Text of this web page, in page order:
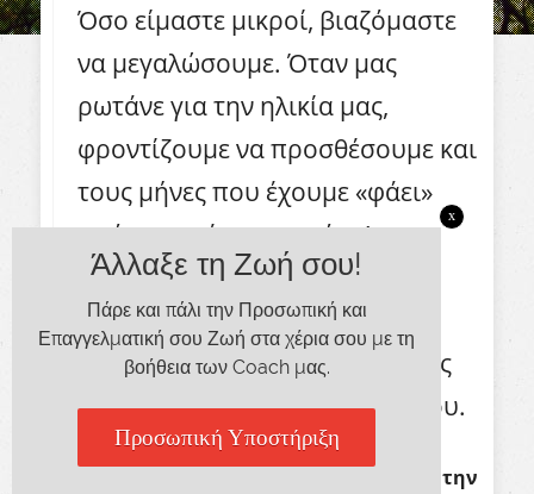
Όσο είμαστε μικροί, βιαζόμαστε
να μεγαλώσουμε. Όταν μας
ρωτάνε για την ηλικία μας,
φροντίζουμε να προσθέσουμε και
τους μήνες που έχουμε «φάει»
από τον τρέχοντα χρόνο!
Πιστεύουμε ότι αν δείξουμε
μεγαλύτεροι, θα είμαστε πιο
σημαντικοί και ο κόσμος θα μας
πάρει περισσότερο υπ’ όψιν του.
Εν μέρει έχουμε δίκιο. Ο κόσμος έχει την
Άλλαξε τη Ζωή σου!
Πάρε και πάλι την Προσωπική και
Επαγγελματική σου Ζωή στα χέρια σου με τη
βοήθεια των Coach μας.
Προσωπική Υποστήριξη
x